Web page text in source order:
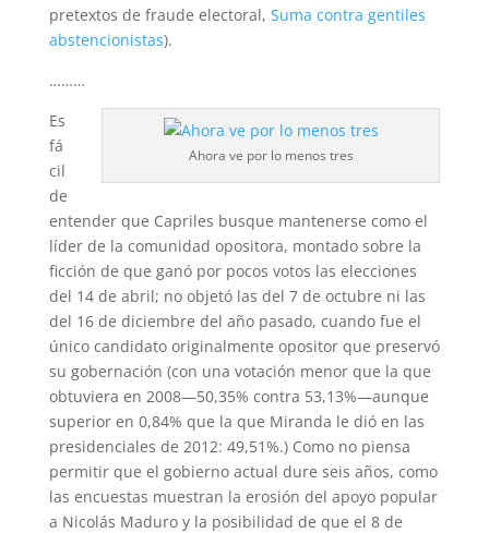
pretextos de fraude electoral, Suma contra gentiles
abstencionistas).
………
Ahora ve por lo menos tres
Es
fá
cil
de
entender que Capriles busque mantenerse como el
líder de la comunidad opositora, montado sobre la
ficción de que ganó por pocos votos las elecciones
del 14 de abril; no objetó las del 7 de octubre ni las
del 16 de diciembre del año pasado, cuando fue el
único candidato originalmente opositor que preservó
su gobernación (con una votación menor que la que
obtuviera en 2008—50,35% contra 53,13%—aunque
superior en 0,84% que la que Miranda le dió en las
presidenciales de 2012: 49,51%.) Como no piensa
permitir que el gobierno actual dure seis años, como
las encuestas muestran la erosión del apoyo popular
a Nicolás Maduro y la posibilidad de que el 8 de